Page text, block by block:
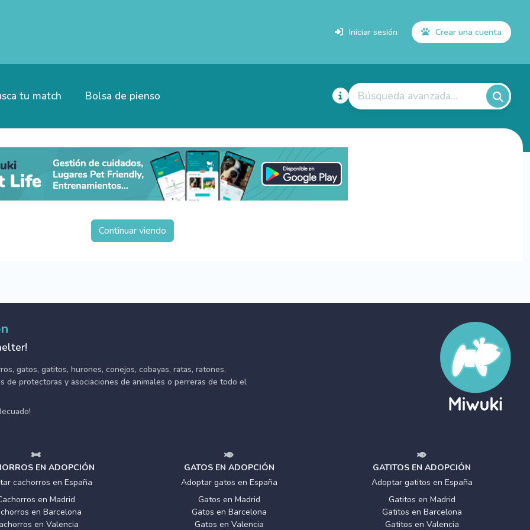
Iniciar sesión Crear una cuenta
tu match Bolsa de pienso Búsqueda avanzada...
Continuar viendo
gatos, gatitos, hurones, conejos, cobayas, ratas, ratones,
de protectoras y asociaciones de animales o perreras de todo el
EN ADOPCIÓN
cachorros en España
en Madrid
en Barcelona
en Valencia
GATOS EN ADOPCIÓN
Adoptar gatos en España
Gatos en Madrid
Gatos en Barcelona
Gatos en Valencia
GATITOS EN ADOPCIÓN
Adoptar gatitos en España
Gatitos en Madrid
Gatitos en Barcelona
Gatitos en Valencia